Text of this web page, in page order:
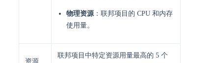
物理资源：联邦项目的 CPU 和内存
使用量。
资源
联邦项目中特定资源用量最高的 5 个